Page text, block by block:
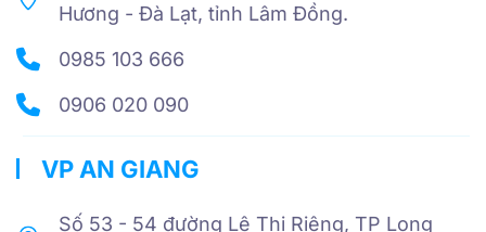
Hương - Đà Lạt, tỉnh Lâm Đồng.
0985 103 666
0906 020 090
VP AN GIANG
Số 53 - 54 đường Lê Thị Riêng, TP Long